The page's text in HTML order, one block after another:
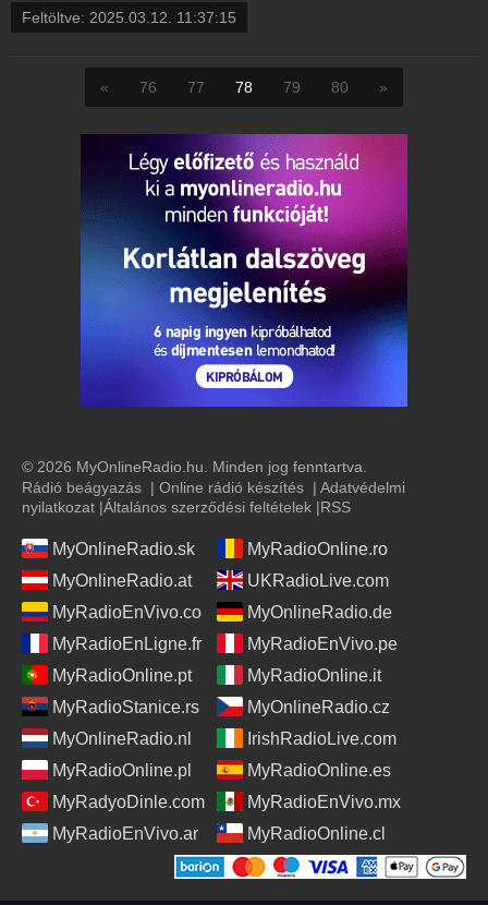
Feltöltve: 2025.03.12. 11:37:15
« 76 77 78 79 80 »
© 2026 MyOnlineRadio.hu. Minden jog fenntartva.
Rádió beágyazás | Online rádió készítés | Adatvédelmi
nyilatkozat |Általános szerződési feltételek |RSS
MyOnlineRadio.sk
MyRadioOnline.ro
MyOnlineRadio.at
UKRadioLive.com
MyRadioEnVivo.co
MyOnlineRadio.de
MyRadioEnLigne.fr
MyRadioEnVivo.pe
MyRadioOnline.pt
MyRadioOnline.it
MyRadioStanice.rs
MyOnlineRadio.cz
MyOnlineRadio.nl
IrishRadioLive.com
MyRadioOnline.pl
MyRadioOnline.es
MyRadyoDinle.com
MyRadioEnVivo.mx
MyRadioEnVivo.ar
MyRadioOnline.cl